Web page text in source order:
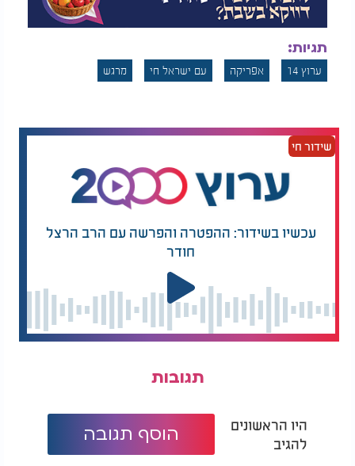
תגיות:
ערוץ 14 אפריקה עם ישראל חי מרגש
שידור חי
עכשיו בשידור: ההפטרה והפרשה עם הרב הרצל
חודר
תגובות
היו הראשונים
להגיב
הוסף תגובה